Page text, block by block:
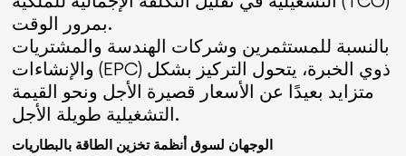
بمرور الوقت.
بالنسبة للمستثمرين وشركات الهندسة والمشتريات
والإنشاءات (EPC) ذوي الخبرة، يتحول التركيز بشكل
متزايد بعيدًا عن الأسعار قصيرة الأجل ونحو القيمة
التشغيلية طويلة الأجل.
الوجهان لسوق أنظمة تخزين الطاقة بالبطاريات